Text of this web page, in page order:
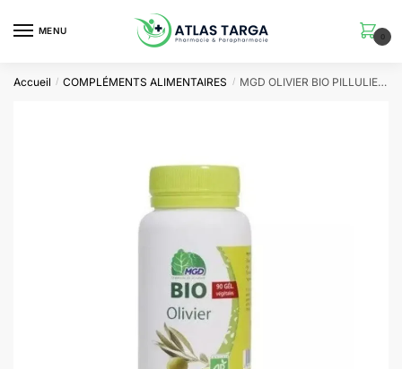
MENU
0
Accueil / COMPLÉMENTS ALIMENTAIRES / MGD OLIVIER BIO PILLULIER 90 GELULES